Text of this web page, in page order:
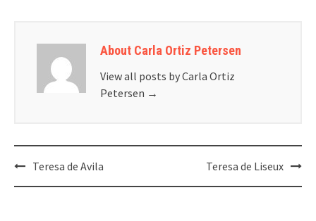
About Carla Ortiz Petersen
View all posts by Carla Ortiz
Petersen →
Post
navigation
Teresa de Avila Teresa de Liseux